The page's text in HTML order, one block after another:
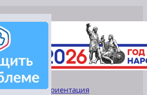
«
«Профориентация